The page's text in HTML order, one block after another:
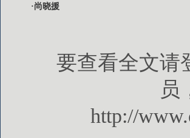
·尚晓援
要查看全文请
员
http://